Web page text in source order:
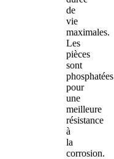
de
vie
maximales.
Les
pièces
sont
phosphatées
pour
une
meilleure
résistance
à
la
corrosion.